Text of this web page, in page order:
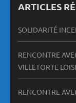
ARTICLES
SOLIDARITÉ
RENCONTRE
VILLETORTE
RENCONTRE